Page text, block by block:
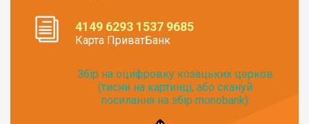
4149 6293 1537 9685
Карта ПриватБанк
Збір на оцифровку козацьких церков
(тисни на картинці, або скануй
посилання на збір monobank):